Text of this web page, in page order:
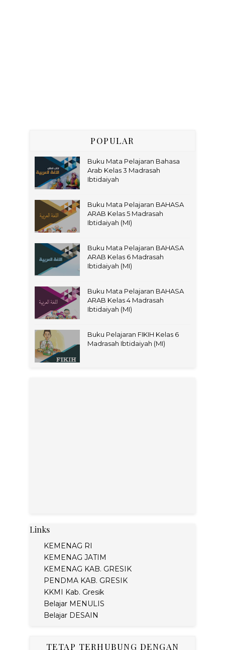
POPULAR
Buku Mata Pelajaran Bahasa
Arab Kelas 3 Madrasah
Ibtidaiyah
Buku Mata Pelajaran BAHASA
ARAB Kelas 5 Madrasah
Ibtidaiyah (MI)
Buku Mata Pelajaran BAHASA
ARAB Kelas 6 Madrasah
Ibtidaiyah (MI)
Buku Mata Pelajaran BAHASA
ARAB Kelas 4 Madrasah
Ibtidaiyah (MI)
Buku Pelajaran FIKIH Kelas 6
Madrasah Ibtidaiyah (MI)
Links
KEMENAG RI
KEMENAG JATIM
KEMENAG KAB. GRESIK
PENDMA KAB. GRESIK
KKMI Kab. Gresik
Belajar MENULIS
Belajar DESAIN
TETAP TERHUBUNG DENGAN